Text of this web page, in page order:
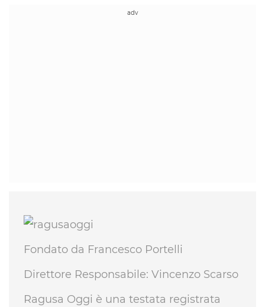
Fondato da Francesco Portelli
Direttore Responsabile: Vincenzo Scarso
Ragusa Oggi è una testata registrata